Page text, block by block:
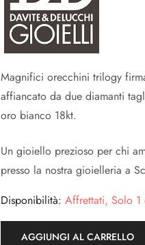
Magnifici orecchini trilogy
affiancato da due diamanti
oro bianco 18kt.
Un gioiello prezioso per chi
presso la nostra gioielleria a
Disponibilità: Affrettati, Solo
AGGIUNGI AL CARRELLO